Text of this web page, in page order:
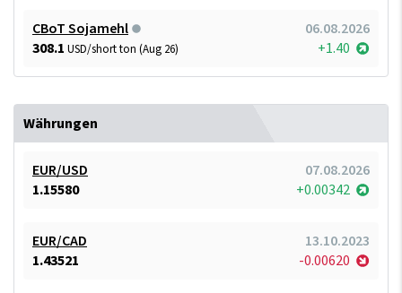
CBoT Sojamehl
06.08.2026
308.1 USD/short ton (Aug 26) +1.40
Währungen
EUR/USD
07.08.2026
1.15580
+0.00342
EUR/CAD
13.10.2023
1.43521
-0.00620